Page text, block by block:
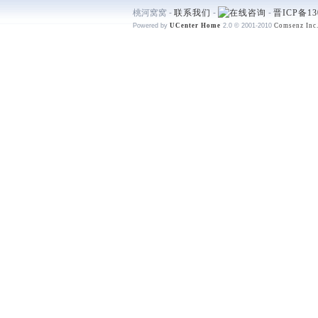
桃河窝窝 - 联系我们 - - 晋ICP备
Powered by UCenter Home 2.0 © 2001-2010 Comsenz Inc.